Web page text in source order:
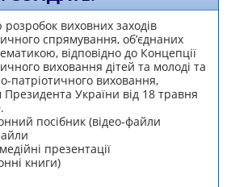
розробок виховних заходів
спрямування, об’єднаних
відповідно до Концепції
виховання дітей та молоді та
патріотичного виховання,
України від 18 травня
посібник (відео-файли
презентації
книги)